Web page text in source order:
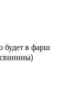
будет в фарш